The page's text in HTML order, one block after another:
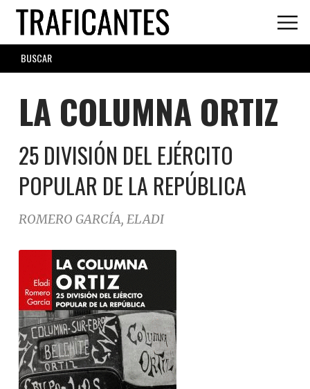
Skip
main
content
SEARCH
FORM
LA COLUMNA ORTIZ
25 DIVISIÓN DEL EJÉRCITO
POPULAR DE LA REPÚBLICA
ROMERO GARCÍA, ELADI